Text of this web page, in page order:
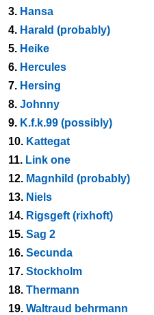
3. Hansa
4. Harald (probably)
5. Heike
6. Hercules
7. Hersing
8. Johnny
9. K.f.k.99 (possibly)
10. Kattegat
11. Link one
12. Magnhild (probably)
13. Niels
14. Rigsgeft (rixhoft)
15. Sag 2
16. Secunda
17. Stockholm
18. Thermann
19. Waltraud behrmann